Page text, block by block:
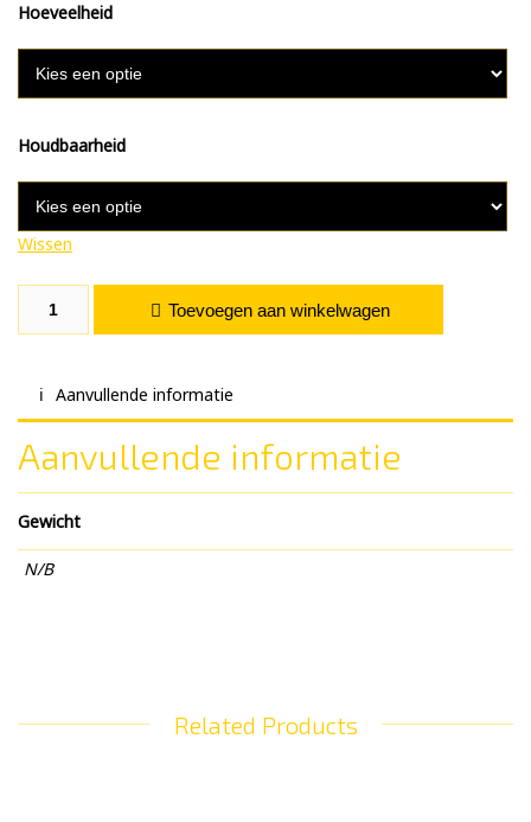
Hoeveelheid
Houdbaarheid
Wissen
Hennep Kant & Klaar aantalToevoegen aan winkelwagen
Aanvullende informatie
Aanvullende informatie
Gewicht
N/B
Related Products